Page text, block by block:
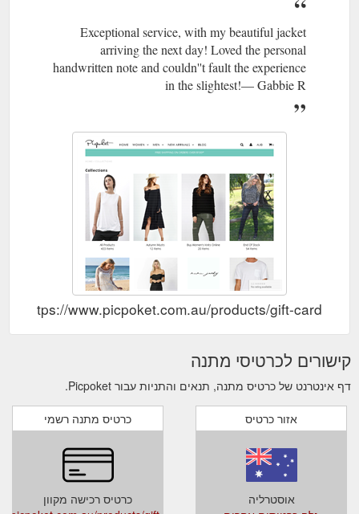
Exceptional service, with my beautiful jacket
arriving the next day! Loved the personal
handwritten note and couldn''t fault the experience
in the slightest!— Gabbie R
https://www.picpoket.com.au/products/gift-card
קישורים לכרטיסי מתנה
דף אינטרנט של כרטיס מתנה, תנאים והתניות עבור Picpoket.
כרטיס מתנה רשמי
כרטיס רכישה מקוון
אזור כרטיס
אוסטרליה